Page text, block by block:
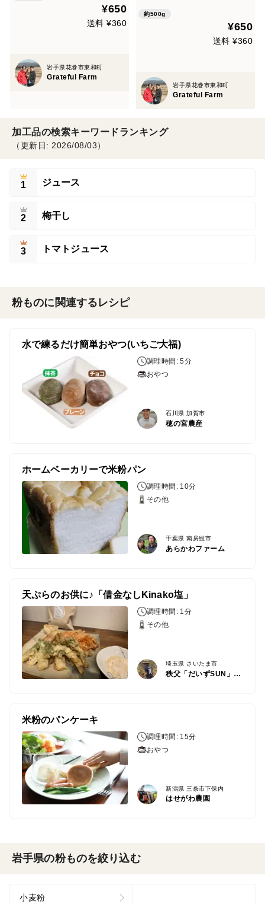
¥650
送料 ¥360
岩手県花巻市東和町
Grateful Farm
約500g
¥650
送料 ¥360
岩手県花巻市東和町
Grateful Farm
加工品の検索キーワードランキング
（更新日: 2026/08/03）
1 ジュース
2 梅干し
3 トマトジュース
粉ものに関連するレシピ
水で練るだけ簡単おやつ(いちご大福)
調理時間: 5分
おやつ
石川県 加賀市
穂の宮農産
ホームベーカリーで米粉パン
調理時間: 10分
その他
千葉県 南房総市
あらかわファーム
天ぷらのお供に♪「借金なしKinako塩」
調理時間: 1分
その他
埼玉県 さいたま市
秩父「だいずSUN」ファーム
米粉のパンケーキ
調理時間: 15分
おやつ
新潟県 三条市下保内
はせがわ農園
岩手県の粉ものを絞り込む
小麦粉